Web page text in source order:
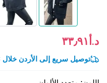
د.أ٣٣٫٩١
توصيل سريع إلى الأردن خلال 3-5 أيام عمل.